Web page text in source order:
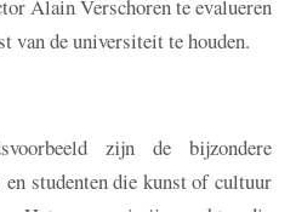
Alain Verschoren te evalueren
van de universiteit te houden.
zijn de bijzondere
studenten die kunst of cultuur